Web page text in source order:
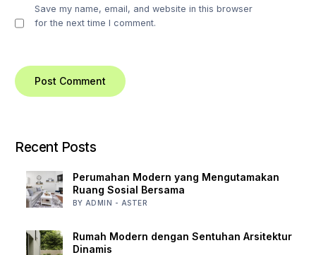
Save my name, email, and website in this browser
for the next time I comment.
Recent Posts
Perumahan Modern yang Mengutamakan
Ruang Sosial Bersama
BY ADMIN - ASTER
Rumah Modern dengan Sentuhan Arsitektur
Dinamis